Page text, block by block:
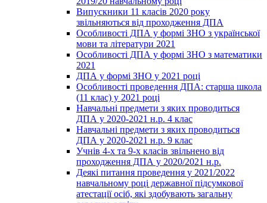
Випускники 11 класів 2020 року
звільняються від проходження ДПА
Особливості ДПА у формі ЗНО з української
мови та літератури 2021
Особливості ДПА у формі ЗНО з математики
2021
ДПА у формі ЗНО у 2021 році
Особливості проведення ДПА: старша школа
(11 клас) у 2021 році
Навчальні предмети з яких проводиться
ДПА у 2020-2021 н.р. 4 клас
Навчальні предмети з яких проводиться
ДПА у 2020-2021 н.р. 9 клас
Учнів 4-х та 9-х класів звільнено від
проходження ДПА у 2020/2021 н.р.
Деякі питання проведення у 2021/2022
навчальному році державної підсумкової
атестації осіб, які здобувають загальну